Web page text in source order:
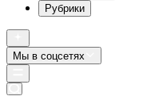
Рубрики
Мы в соцсетях